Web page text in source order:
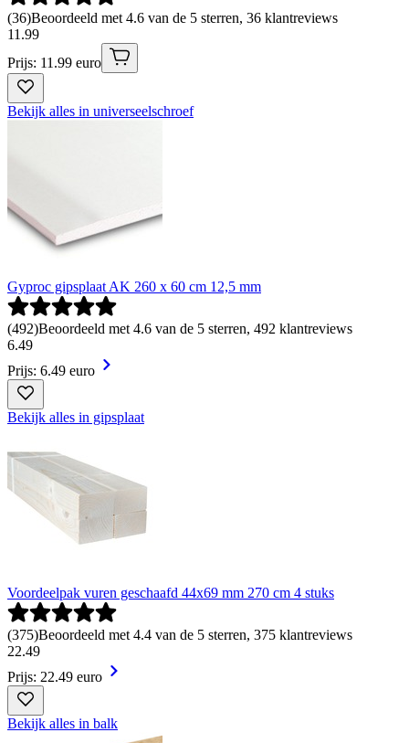
(36)Beoordeeld met 4.6 van de 5 sterren, 36 klantreviews
11 .99
Prijs: 11.99 euro
Bekijk alles in universeelschroef
Gyproc gipsplaat AK 260 x 60 cm 12,5 mm
(492)Beoordeeld met 4.6 van de 5 sterren, 492 klantreviews
6.49
Prijs: 6.49 euro
Bekijk alles in gipsplaat
Voordeelpak vuren geschaafd 44x69 mm 270 cm 4 stuks
(375)Beoordeeld met 4.4 van de 5 sterren, 375 klantreviews
22.49
Prijs: 22.49 euro
Bekijk alles in balk